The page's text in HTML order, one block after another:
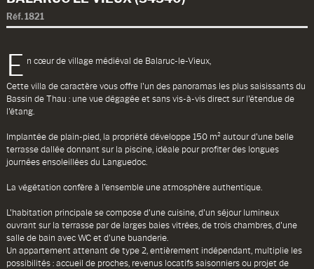
Réf.1821
E n cœur de village médiéval de Balaruc-le-Vieux,
Cette villa de caractère vous offre l'un des panoramas les plus saisissants du
Bassin de Thau : une vue dégagée et sans vis-à-vis direct sur l'étendue de
l'étang.
Implantée de plain-pied, la propriété développe 150 m² autour d'une belle
terrasse dallée donnant sur la piscine, idéale pour profiter des longues
journées ensoleillées du Languedoc.
La végétation confère à l'ensemble une atmosphère authentique.
L'habitation principale se compose d'une cuisine, d'un séjour lumineux
ouvrant sur la terrasse par de larges baies vitrées, de trois chambres, d'une
salle de bain avec WC et d'une buanderie.
Un appartement attenant de type 2, entièrement indépendant, multiplie les
possibilités : accueil de proches, revenus locatifs saisonniers ou projet de